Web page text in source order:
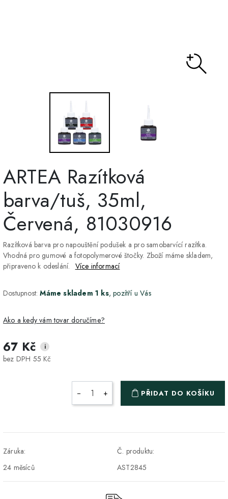
ARTEA Razítková
barva/tuš, 35ml,
Červená, 81030916
Razítková barva pro napouštění podušek a pro samobarvící razítka.
Vhodná pro gumové a fotopolymerové štočky. Zboží máme skladem,
připraveno k odeslání. Více informací
Dostupnost:Máme skladem 1 ks, pozítří u Vás
Ako a kedy vám tovar doručíme?
DPD Home - doručenie
na adresu
DPD - Odberné miesto
1-2 pracovné dni
67 Kč i
bez DPH 55 Kč
− + PŘIDAT DO KOŠÍKU
Záruka:
24 měsíců
Č. produktu:
AST2845